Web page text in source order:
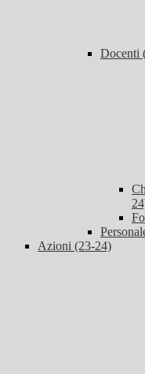
Docenti
Azioni (23-24)